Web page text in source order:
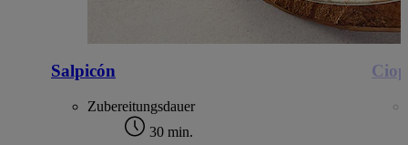
Salpicón
Zubereitungsdauer
30 min.